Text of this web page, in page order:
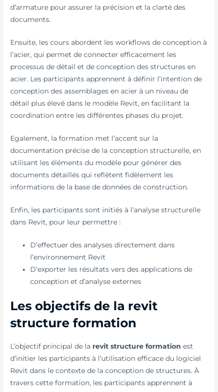
d’armature pour assurer la précision et la clarté des
documents.
Ensuite, les cours abordent les workflows de conception à
l’acier, qui permet de connecter efficacement les
processus de détail et de conception des structures en
acier. Les participants apprennent à définir l’intention de
conception des assemblages en acier à un niveau de
détail plus élevé dans le modèle Revit, en facilitant la
coordination entre les différentes phases du projet.
Egalement, la formation met l’accent sur la
documentation précise de la conception structurelle, en
utilisant les éléments du modèle pour générer des
documents détaillés qui reflètent fidèlement les
informations de la base de données de construction.
Enfin, les participants sont initiés à l’analyse structurelle
dans Revit, pour leur permettre :
D’effectuer des analyses directement dans
l’environnement Revit
D’exporter les résultats vers des applications de
conception et d’analyse externes
Les objectifs de la revit
structure formation
L’objectif principal de la revit structure formation est
d’initier les participants à l’utilisation efficace du logiciel
Revit dans le contexte de la conception de structures. À
travers cette formation, les participants apprennent à